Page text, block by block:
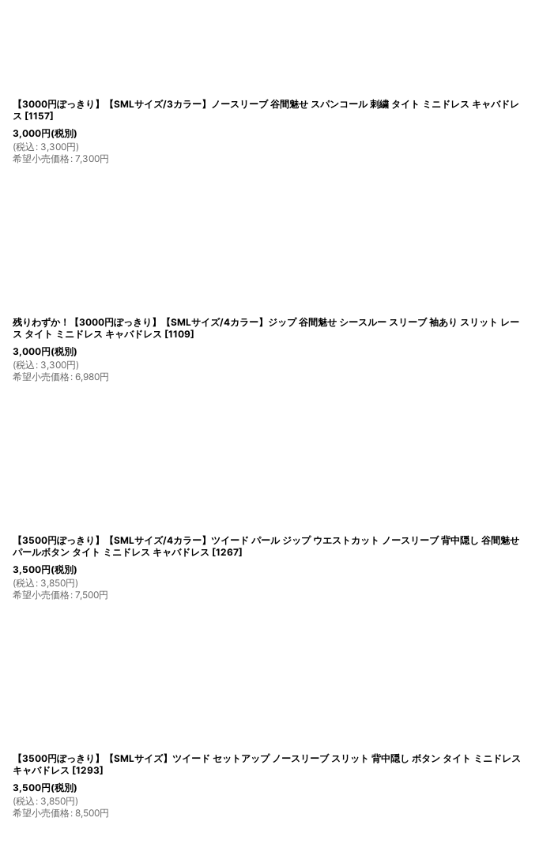
【3000円ぽっきり】【SMLサイズ/3カラー】ノースリーブ 谷間魅せ スパンコール 刺繍 タイト ミニドレス キャバドレ
ス [1157]
3,000円(税別)
(税込 : 3,300円)
希望小売価格: 7,300円
残りわずか！【3000円ぽっきり】【SMLサイズ/4カラー】ジップ 谷間魅せ シースルー スリーブ 袖あり スリット レー
ス タイト ミニドレス キャバドレス [1109]
3,000円(税別)
(税込 : 3,300円)
希望小売価格: 6,980円
【3500円ぽっきり】【SMLサイズ/4カラー】ツイード パール ジップ ウエストカット ノースリーブ 背中隠し 谷間魅せ
パールボタン タイト ミニドレス キャバドレス [1267]
3,500円(税別)
(税込 : 3,850円)
希望小売価格: 7,500円
【3500円ぽっきり】【SMLサイズ】ツイード セットアップ ノースリーブ スリット 背中隠し ボタン タイト ミニドレス
キャバドレス [1293]
3,500円(税別)
(税込 : 3,850円)
希望小売価格: 8,500円